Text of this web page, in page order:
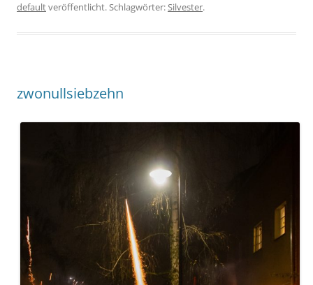
defaultveröffentlicht. Schlagwörter:Silvester.
zwonullsiebzehn